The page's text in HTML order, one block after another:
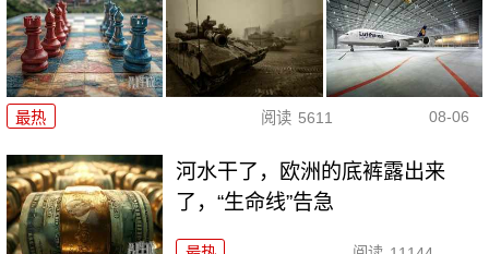
最热 阅读 5611 08-06
河水干了，欧洲的底裤露出来
了，“生命线”告急